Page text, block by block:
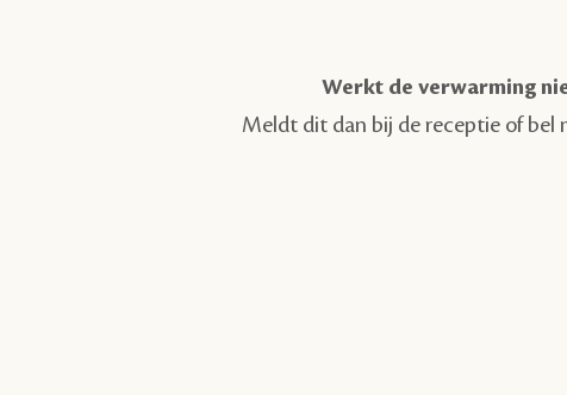
Werkt de verwarming
Meldt dit dan bij de receptie of bel